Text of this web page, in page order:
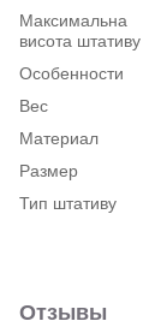
Максимальна
висота штативу
Особенности
Вес
Материал
Размер
Тип штативу
Отзывы